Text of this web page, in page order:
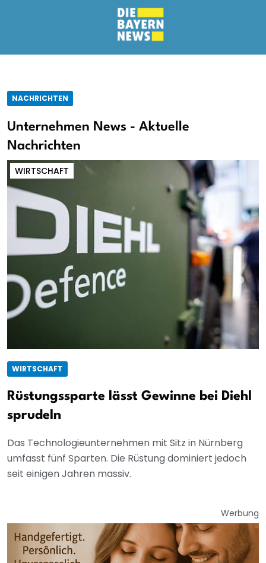
NACHRICHTEN
Unternehmen News - Aktuelle
Nachrichten
WIRTSCHAFT
WIRTSCHAFT
Rüstungssparte lässt Gewinne bei Diehl
sprudeln
Das Technologieunternehmen mit Sitz in Nürnberg
umfasst fünf Sparten. Die Rüstung dominiert jedoch
seit einigen Jahren massiv.
Werbung